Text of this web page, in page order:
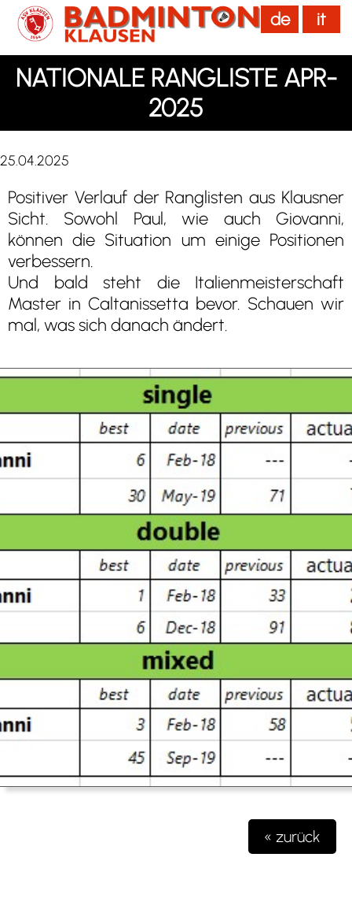
menu it
de
NATIONALE RANGLISTE APR-
2025
25.04.2025
Positiver Verlauf der Ranglisten aus Klausner
Sicht. Sowohl Paul, wie auch Giovanni,
können die Situation um einige Positionen
verbessern.
Und bald steht die Italienmeisterschaft
Master in Caltanissetta bevor. Schauen wir
mal, was sich danach ändert.
« zurück